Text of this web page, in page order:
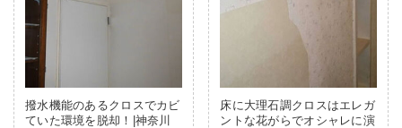
撥水機能のあるクロスでカビ
ていた環境を脱却！|神奈川
床に大理石調クロスはエレガ
ントな花がらでオシャレに演